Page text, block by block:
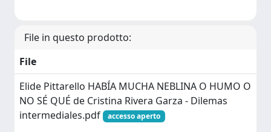
File in questo prodotto:
File
Elide Pittarello HABÍA MUCHA NEBLINA O HUMO O
NO SÉ QUÉ de Cristina Rivera Garza - Dilemas
intermediales.pdf
accesso aperto